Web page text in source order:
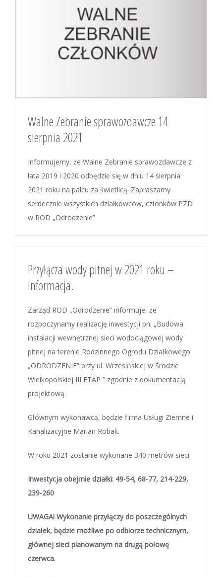
Walne Zebranie sprawozdawcze 14
sierpnia 2021
Informujemy, że Walne Zebranie sprawozdawcze z
lata 2019 i 2020 odbędzie się w dniu 14 sierpnia
2021 roku na palcu za świetlicą. Zapraszamy
serdecznie wszystkich działkowców, członków PZD
w ROD „Odrodzenie”
Przyłącza wody pitnej w 2021 roku –
informacja.
Zarząd ROD „Odrodzenie” informuje, że
rozpoczynamy realizację inwestycji pn. „Budowa
instalacji wewnętrznej sieci wodociągowej wody
pitnej na terenie Rodzinnego Ogrodu Działkowego
„ODRODZENIE” przy ul. Wrzesińskiej w Środzie
Wielkopolskiej III ETAP ” zgodnie z dokumentacją
projektową.
Głównym wykonawcą, będzie firma Usługi Ziemne i
Kanalizacyjne Marian Robak.
W roku 2021 zostanie wykonane 340 metrów sieci.
Inwestycja obejmie działki: 49-54, 68-77, 214-229,
239-260
UWAGA! Wykonanie przyłączy do poszczególnych
działek, będzie możliwe po odbiorze technicznym,
głównej sieci planowanym na drugą połowę
czerwca.